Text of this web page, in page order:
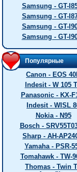
Samsung - GT-
Samsung - GT-
Samsung - GT-
Samsung - GT-
Популярные
Canon - EOS
Indesit - W 105
Panasonic - KX-
Indesit - WISL
Nokia - N95
Bosch -
Sharp - AH-
Yamaha - PSR-
Tomahawk - TW-
Thomas - Twin